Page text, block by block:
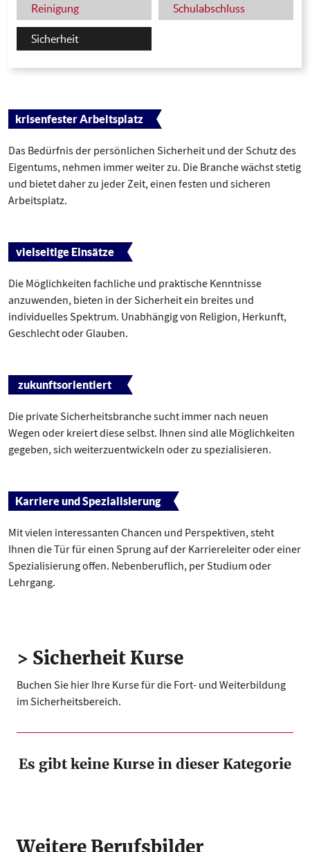
Reinigung Schulabschluss
Sicherheit
krisenfester Arbeitsplatz
Das Bedürfnis der persönlichen Sicherheit und der Schutz des
Eigentums, nehmen immer weiter zu. Die Branche wächst stetig
und bietet daher zu jeder Zeit, einen festen und sicheren
Arbeitsplatz.
vielseitige Einsätze
Die Möglichkeiten fachliche und praktische Kenntnisse
anzuwenden, bieten in der Sicherheit ein breites und
individuelles Spektrum. Unabhängig von Religion, Herkunft,
Geschlecht oder Glauben.
zukunftsorientiert
Die private Sicherheitsbranche sucht immer nach neuen
Wegen oder kreiert diese selbst. Ihnen sind alle Möglichkeiten
gegeben, sich weiterzuentwickeln oder zu spezialisieren.
Karriere und Spezialisierung
Mit vielen interessanten Chancen und Perspektiven, steht
Ihnen die Tür für einen Sprung auf der Karriereleiter oder einer
Spezialisierung offen. Nebenberuflich, per Studium oder
Lehrgang.
> Sicherheit Kurse
Buchen Sie hier Ihre Kurse für die Fort- und Weiterbildung
im Sicherheitsbereich.
Es gibt keine Kurse in dieser Kategorie
Weitere Berufsbilder